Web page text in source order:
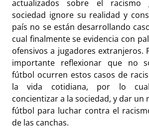
actualizados sobre el
sociedad ignore su realidad y
país no se están desarrollando
cual finalmente se evidencia con
ofensivos a jugadores extranjeros.
importante reflexionar que no
fútbol ocurren estos casos de
la vida cotidiana, por lo
concientizar a la sociedad, y dar un
fútbol para luchar contra el
de las canchas.